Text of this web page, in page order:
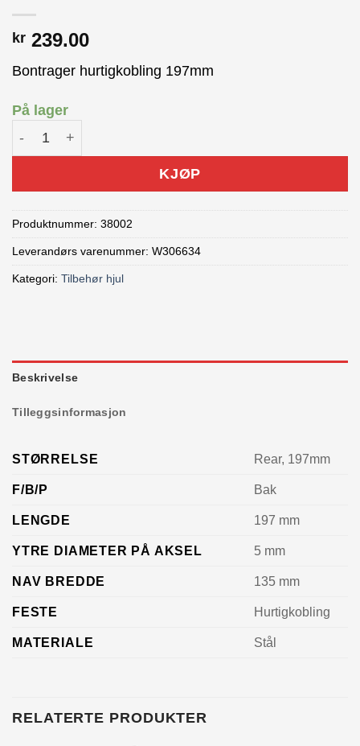
kr 239.00
Bontrager hurtigkobling 197mm
På lager
KJØP
Produktnummer: 38002
Leverandørs varenummer: W306634
Kategori: Tilbehør hjul
Beskrivelse
Tilleggsinformasjon
STØRRELSE Rear, 197mm
F/B/P Bak
LENGDE 197 mm
YTRE DIAMETER PÅ AKSEL 5 mm
NAV BREDDE 135 mm
FESTE Hurtigkobling
MATERIALE Stål
RELATERTE PRODUKTER